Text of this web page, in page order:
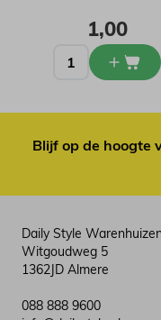
1,00
Blijf op de hoogte
Daily Style
Witgoudweg 5
1362JD Almere
088 888 9600